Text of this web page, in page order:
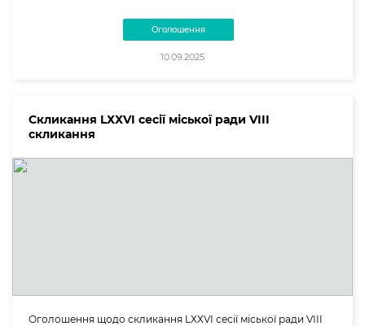
Оголошення
10.09.2025
Скликання LХХVI сесії міської ради VIII
скликання
Оголошення щодо скликання LХХVI сесії міської ради VIII